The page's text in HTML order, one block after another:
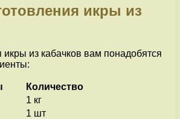
икры из
из кабачков вам понадобятся
Количество
1 кг
1 шт